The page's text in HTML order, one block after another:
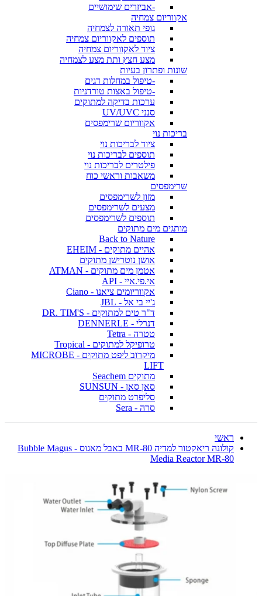
-אביזרים שימושיים
אקווריום צמחיה
גופי תאורה לצמחיה
תוספים לאקווריום צמחיה
ציוד לאקווריום צמחיה
מצע חצץ ותת מצע לצמחיה
שונות ופתרון בעיות
-טיפול במחלות דגים
-טיפול באצות טורדניות
ערכות בדיקה למתוקים
סנני UV/UVC
אקווריום שרימפסים
בריכות נוי
ציוד לבריכות נוי
תוספים לבריכות נוי
פילטרים לבריכות נוי
משאבות וראשי כוח
שרימפסים
מזון לשרימפסים
מצעים לשרימפסים
תוספים לשרימפסים
מותגים מים מתוקים
Back to Nature
אהיים מתוקים - EHEIM
אושן נוטרישן מתוקים
אטמן מים מתוקים - ATMAN
אי.פי.איי - API
אקווריומים ציאנו - Ciano
ג'יי בי אל - JBL
ד"ר טים למתוקים - DR. TIM'S
דנרלי - DENNERLE
טטרה - Tetra
טרופיקל למתוקים - Tropical
מיקרוב ליפט מתוקים - MICROBE
LIFT
מתוקים Seachem
סאן סאן - SUNSUN
סליפרט מתוקים
סרה - Sera
ראשי
קולונה ריאקטור למדיה MR-80 באבל מאגוס - Bubble Magus
Media Reactor MR-80